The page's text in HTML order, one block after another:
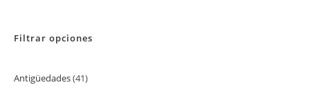
Filtrar opciones
Antigüedades 4141